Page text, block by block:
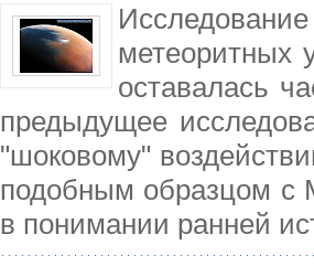
метеоритных
оставалась
предыдущее
"шоковому"
подобным образцом с
в понимании ранней